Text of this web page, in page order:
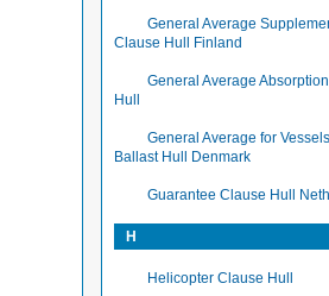
General Average
Clause Hull Finland
General Average
Hull
General Average for
Ballast Hull Denmark
Guarantee Clause Hull
H
Helicopter Clause Hull